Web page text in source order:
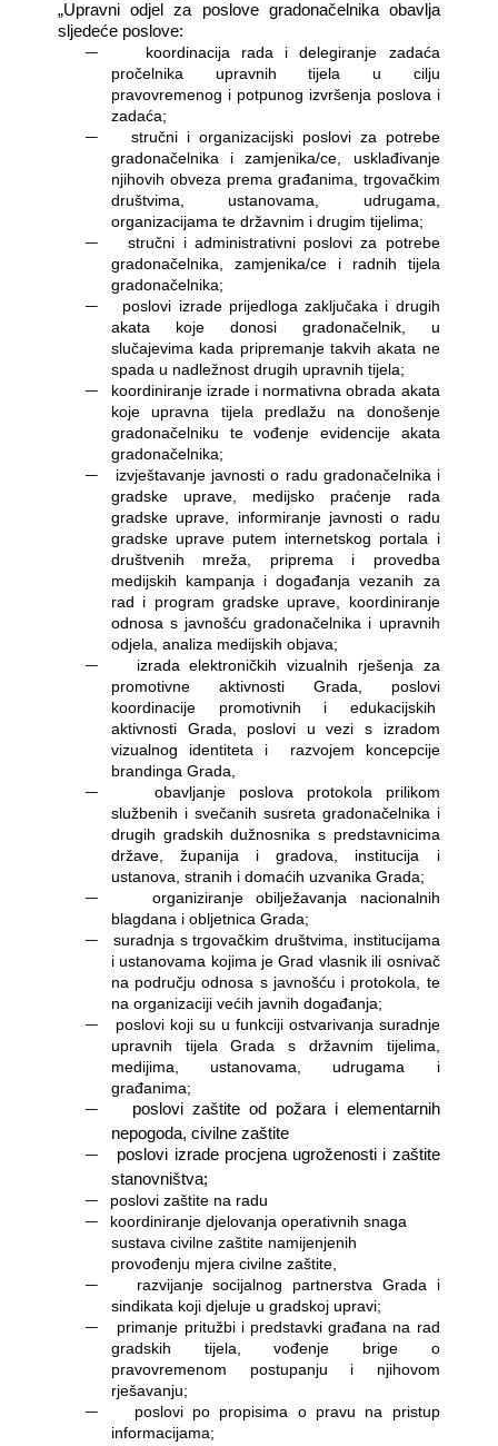
„Upravni odjel za poslove gradonačelnika obavlja
sljedeće poslove:
―
koordinacija rada i delegiranje zadaća
pročelnika upravnih tijela u cilju
pravovremenog i potpunog izvršenja poslova i
zadaća;
―
stručni i organizacijski poslovi za potrebe
gradonačelnika i zamjenika/ce, usklađivanje
njihovih obveza prema građanima, trgovačkim
društvima, ustanovama, udrugama,
organizacijama te državnim i drugim tijelima;
―
stručni i administrativni poslovi za potrebe
gradonačelnika, zamjenika/ce i radnih tijela
gradonačelnika;
―
poslovi izrade prijedloga zaključaka i drugih
akata koje donosi gradonačelnik, u
slučajevima kada pripremanje takvih akata ne
spada u nadležnost drugih upravnih tijela;
―
koordiniranje izrade i normativna obrada akata
koje upravna tijela predlažu na donošenje
gradonačelniku te vođenje evidencije akata
gradonačelnika;
―
izvještavanje javnosti o radu gradonačelnika i
gradske uprave, medijsko praćenje rada
gradske uprave, informiranje javnosti o radu
gradske uprave putem internetskog portala i
društvenih mreža, priprema i provedba
medijskih kampanja i događanja vezanih za
rad i program gradske uprave, koordiniranje
odnosa s javnošću gradonačelnika i upravnih
odjela, analiza medijskih objava;
―
izrada elektroničkih vizualnih rješenja za
promotivne aktivnosti Grada, poslovi
koordinacije promotivnih i edukacijskih
aktivnosti Grada, poslovi u vezi s izradom
vizualnog identiteta i
razvojem koncepcije
brandinga Grada,
―
obavljanje poslova protokola prilikom
službenih i svečanih susreta gradonačelnika i
drugih gradskih dužnosnika s predstavnicima
države, županija i gradova, institucija i
ustanova, stranih i domaćih uzvanika Grada;
―
organiziranje obilježavanja nacionalnih
blagdana i obljetnica Grada;
―
suradnja s trgovačkim društvima, institucijama
i ustanovama kojima je Grad vlasnik ili osnivač
na području odnosa s javnošću i protokola, te
na organizaciji većih javnih događanja;
―
poslovi koji su u funkciji ostvarivanja suradnje
upravnih tijela Grada s državnim tijelima,
medijima, ustanovama, udrugama i
građanima;
―
poslovi zaštite od požara i elementarnih
nepogoda, civilne zaštite
―
poslovi izrade procjena ugroženosti i zaštite
stanovništva;
― poslovi zaštite na radu
―
koordiniranje djelovanja operativnih snaga
sustava civilne zaštite namijenjenih
provođenju mjera civilne zaštite,
―
razvijanje socijalnog partnerstva Grada i
sindikata koji djeluje u gradskoj upravi;
―
primanje pritužbi i predstavki građana na rad
gradskih tijela, vođenje brige o
pravovremenom postupanju i njihovom
rješavanju;
―
poslovi po propisima o pravu na pristup
informacijama;